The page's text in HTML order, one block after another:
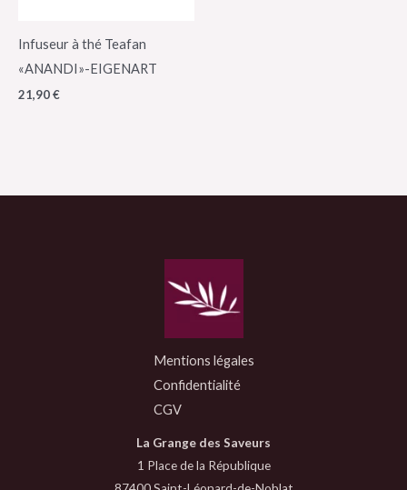
Infuseur à thé Teafan
«ANANDI»-EIGENART
21,90€
Mentions légales
Confidentialité
CGV
La Grange des Saveurs
1 Place de la République